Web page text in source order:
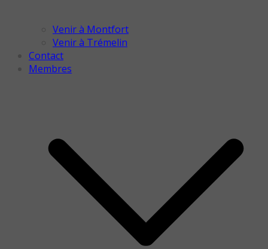
Venir à Montfort
Venir à Trémelin
Contact
Membres